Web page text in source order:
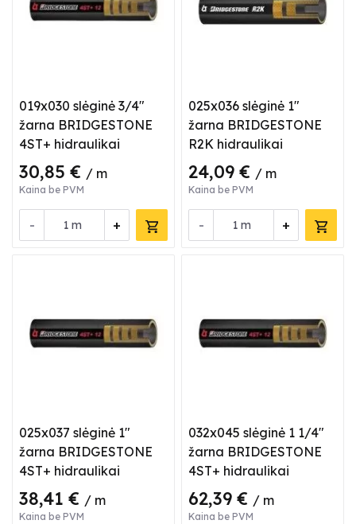
019x030 slėginė 3/4"
žarna BRIDGESTONE
4ST+ hidraulikai
30,85 € / m
Kaina be PVM
- +
m
025x036 slėginė 1"
žarna BRIDGESTONE
R2K hidraulikai
24,09 € / m
Kaina be PVM
- +
m
025x037 slėginė 1"
žarna BRIDGESTONE
4ST+ hidraulikai
38,41 € / m
Kaina be PVM
032x045 slėginė 1 1/4"
žarna BRIDGESTONE
4ST+ hidraulikai
62,39 € / m
Kaina be PVM